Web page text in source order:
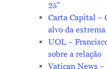
25”
Carta Capital –
alvo da
UOL –
sobre a relação
Vatican News